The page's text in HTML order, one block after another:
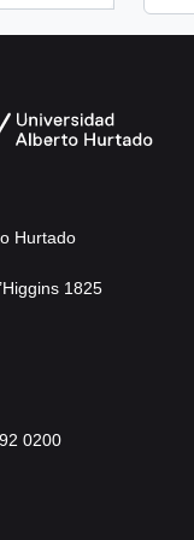
Hurtado
1825
0200